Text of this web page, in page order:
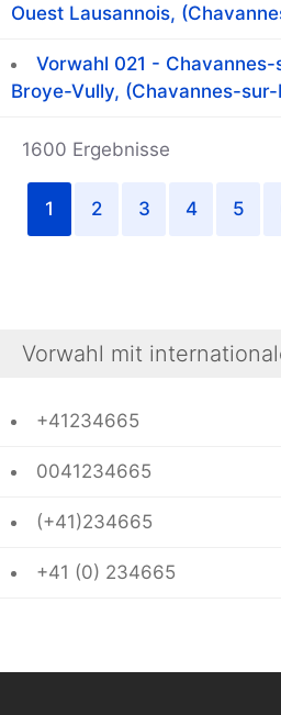
Ouest Lausannois,
Vorwahl 021 -
Broye-Vully, (Chavannes-
1600 Ergebnisse
1 2 3 4 5
Vorwahl mit
+41234665
0041234665
(+41)234665
+41 (0) 234665